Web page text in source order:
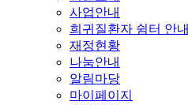
사업안내
희귀질환자 쉼터 안내
재정현황
나눔안내
알림마당
마이페이지